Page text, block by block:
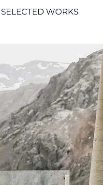
SELECTED WORKS